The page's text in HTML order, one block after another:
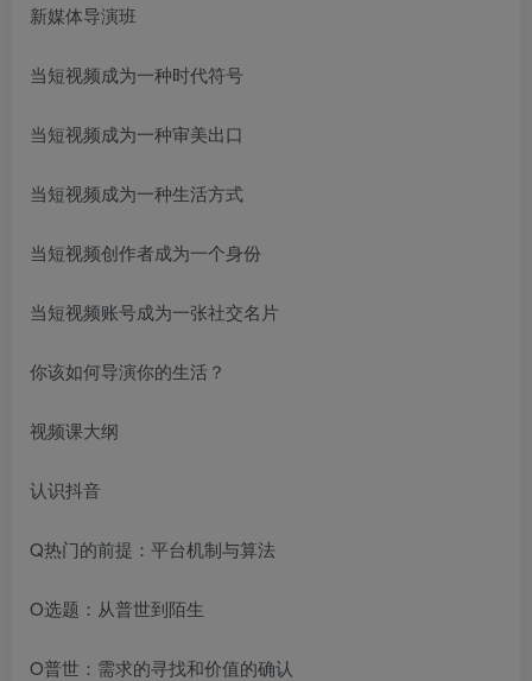
新媒体导演班
当短视频成为一种时代符号
当短视频成为一种审美出口
当短视频成为一种生活方式
当短视频创作者成为一个身份
当短视频账号成为一张社交名片
你该如何导演你的生活？
视频课大纲
认识抖音
Q热门的前提：平台机制与算法
O选题：从普世到陌生
O普世：需求的寻找和价值的确认